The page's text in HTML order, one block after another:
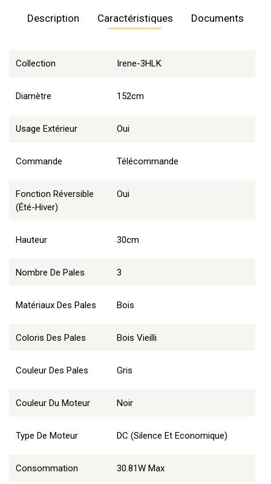
Description Caractéristiques
Collection Irene-3HLK
Diamètre 152cm
Usage Extérieur Oui
Commande Télécommande
Fonction Réversible
(été-Hiver)
Oui
Hauteur 30cm
Nombre De Pales 3
Matériaux Des Pales Bois
Coloris Des Pales Bois Vieilli
Couleur Des Pales Gris
Couleur Du Moteur Noir
Type De Moteur DC (Silence Et Economique)
Consommation 30.81W Max
Documents